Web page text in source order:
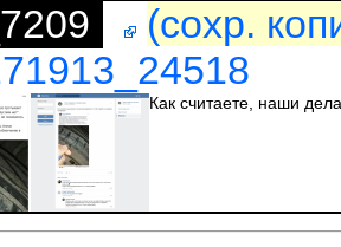
(сохр.
Как считаете, наши